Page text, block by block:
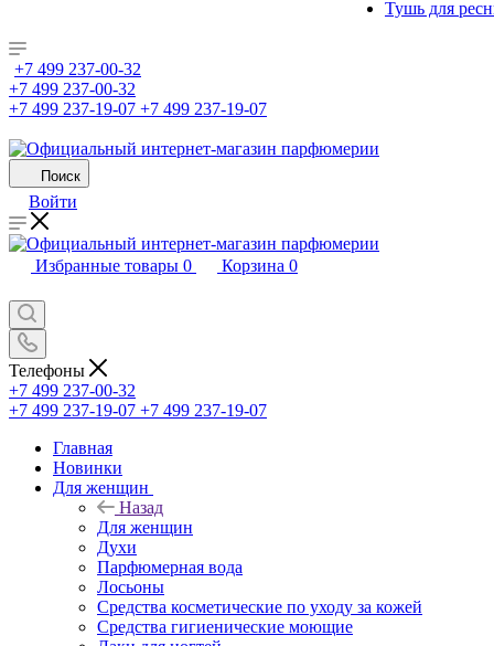
Тушь для
+7 499 237-00-32
+7 499 237-00-32
+7 499 237-19-07 +7 499 237-19-07
Поиск
Войти
Избранные товары 0 Корзина 0
Телефоны
+7 499 237-00-32
+7 499 237-19-07 +7 499 237-19-07
Главная
Новинки
Для женщин
Назад
Для женщин
Духи
Парфюмерная вода
Лосьоны
Средства косметические по уходу за кожей
Средства гигиенические моющие